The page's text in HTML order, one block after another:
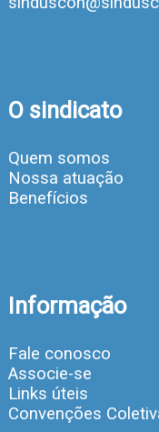
O sindicato
Quem somos
Nossa atuação
Benefícios
Informação
Fale conosco
Associe-se
Links úteis
Convenções